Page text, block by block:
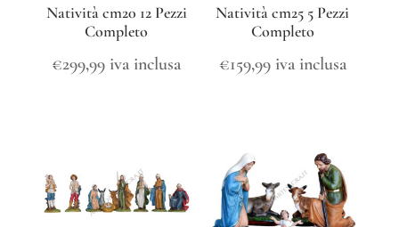
Natività cm20 12 Pezzi
Completo
€299,99 iva inclusa
Natività cm25 5 Pezzi
Completo
€159,99 iva inclusa